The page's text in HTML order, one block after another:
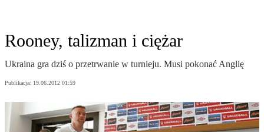
Rooney, talizman i ciężar
Ukraina gra dziś o przetrwanie w turnieju. Musi pokonać Anglię
Publikacja: 19.06.2012 01:59